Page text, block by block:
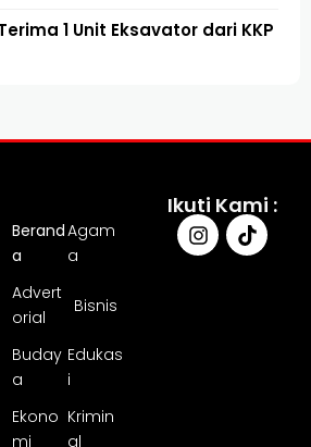
1 Unit Eksavator dari KKP
Berand
a
Agam
a
Advert
orial
Bisnis
Buday
a
Edukas
i
Ekono
mi
Krimin
al
Ikuti Kami :